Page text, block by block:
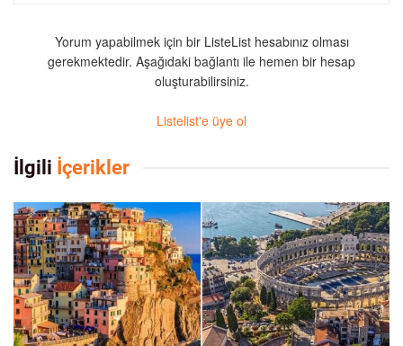
Yorum yapabilmek için bir ListeList hesabınız olması
gerekmektedir. Aşağıdaki bağlantı ile hemen bir hesap
oluşturabilirsiniz.
Listelist'e üye ol
İlgili İçerikler